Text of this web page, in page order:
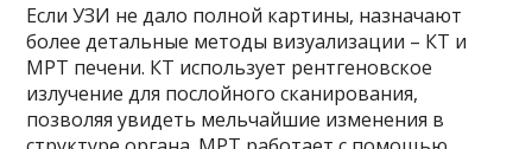
Если УЗИ не дало полной картины, назначают
более детальные методы визуализации – КТ и
МРТ печени. КТ использует рентгеновское
излучение для послойного сканирования,
позволяя увидеть мельчайшие изменения в